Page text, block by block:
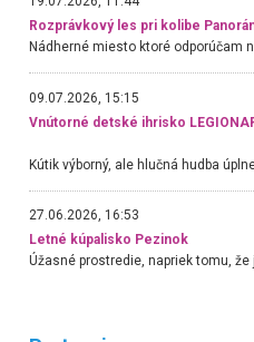
Rozprávkový les pri kolibe
09.07.2026, 15:15
Vnútorné detské ihrisko
27.06.2026, 16:53
Letné kúpalisko Pezinok